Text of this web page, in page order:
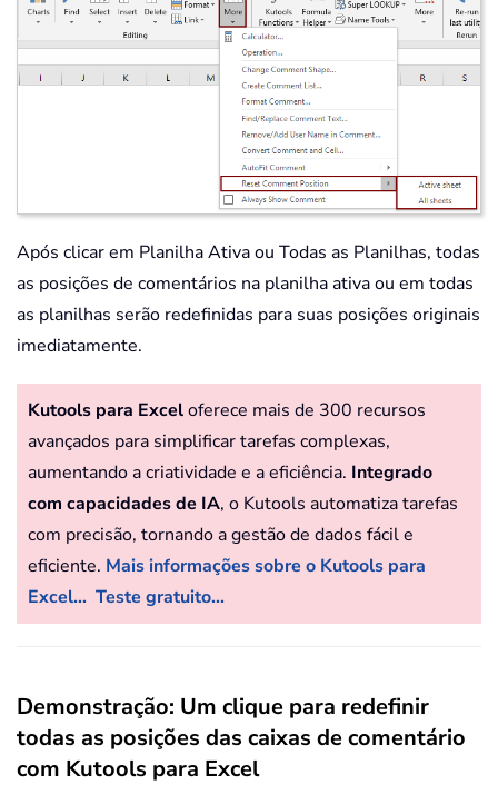
Após clicar em Planilha Ativa ou Todas as Planilhas, todas
as posições de comentários na planilha ativa ou em todas
as planilhas serão redefinidas para suas posições originais
imediatamente.
Kutools para Exceloferece mais de 300 recursos
avançados para simplificar tarefas complexas,
aumentando a criatividade e a eficiência. Integrado
com capacidades de IA, o Kutools automatiza tarefas
com precisão, tornando a gestão de dados fácil e
eficiente. Mais informações sobre o Kutools para
Excel... Teste gratuito...
Demonstração: Um clique para redefinir
todas as posições das caixas de comentário
com Kutools para Excel